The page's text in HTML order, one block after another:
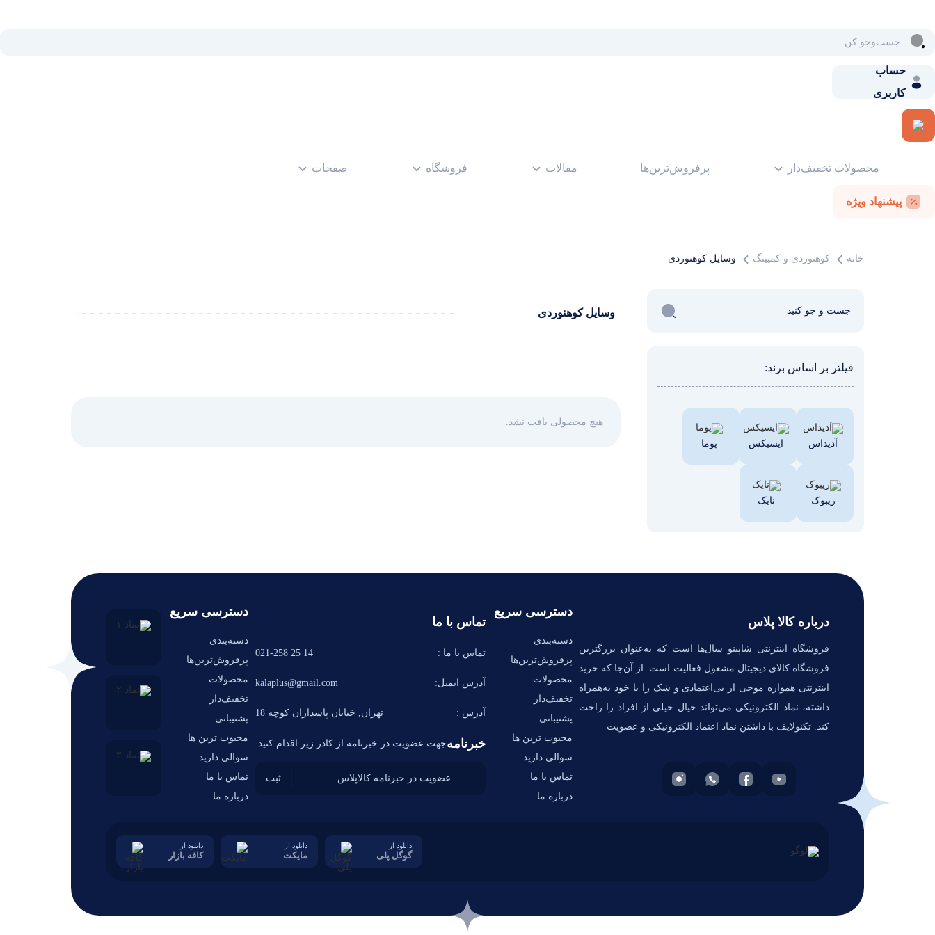
حساب
کاربری
محصولات تخفیف‌دار پرفروش‌ترین‌ها مقالات فروشگاه صفحات
پیشنهاد ویژه
خانه کوهنوردی و کمپینگ وسایل کوهنوردی
فیلتر بر اساس برند:
آدیداس ایسیکس پوما
ریبوک نایک
وسایل کوهنوردی
هیچ محصولی یافت نشد.
درباره کالا پلاس
فروشگاه اینترنتی شاپینو سال‌ها است که به‌عنوان بزرگترین
فروشگاه کالای دیجیتال مشغول فعالیت است. از آن‌جا که خرید
اینترنتی همواره موجی از بی‌اعتمادی و شک را با خود به‌همراه
داشته، نماد الکترونیکی می‌تواند خیال خیلی از افراد را راحت
کند. تکنولایف با داشتن نماد اعتماد الکترونیکی و عضویت
دسترسی سریع
دسته‌بندی
پرفروش‌ترین‌ها
محصولات
تخفیف‌دار
پشتیبانی
محبوب ترین ها
سوالی دارید
تماس با ما
درباره ما
تماس با ما
تماس با ما : 14 25 021-258
آدرس ایمیل: kalaplus@gmail.com
آدرس : تهران, خیابان پاسداران کوچه 18
خبرنامهجهت عضویت در خبرنامه از کادر زیر اقدام کنید.
دسترسی سریع
دسته‌بندی
پرفروش‌ترین‌ها
محصولات
تخفیف‌دار
پشتیبانی
محبوب ترین ها
سوالی دارید
تماس با ما
درباره ما
دانلود از
گوگل پلی
دانلود از
مایکت
دانلود از
کافه بازار